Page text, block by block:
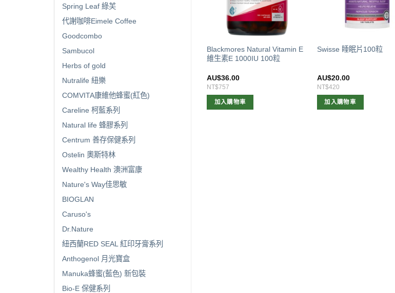
Spring Leaf 綠芙
代謝咖啡Eimele Coffee
Goodcombo
Sambucol
Herbs of gold
Nutralife 紐樂
COMVITA康維他蜂蜜(紅色)
Careline 柯藍系列
Natural life 蜂膠系列
Centrum 善存保健系列
Ostelin 奧斯特林
Wealthy Health 澳洲富康
Nature's Way佳思敏
BIOGLAN
Caruso's
Dr.Nature
紐西蘭RED SEAL 紅印牙膏系列
Anthogenol 月光寶盒
Manuka蜂蜜(藍色) 新包裝
Bio-E 保健系列
Blackmores Natural Vitamin E
維生素E 1000IU 100粒
AU$36.00
NT$757
加入購物車
Swisse 睡眠片100粒
AU$20.00
NT$420
加入購物車
Floradix Iron Plus 鐵元片
AU$